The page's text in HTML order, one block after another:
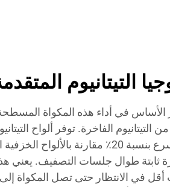
التيتانيوم
الأساس في أداء هذه المكواة
التيتانيوم الفاخرة. توفر ألواح
وتسخن أسرع بنسبة 20٪ مقارنة
ثابتة طوال جلسات التصفيف. يعني هذا
في الانتظار حتى تصل المكواة إلى